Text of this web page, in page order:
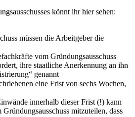
könnt ihr hier sehen:
müssen die Arbeitgeber die
vom Gründungsausschuss
ihre staatliche Anerkennung an ihn
genannt
eine Frist von sechs Wochen,
innerhalb dieser Frist (!) kann
Gründungsausschuss mitzuteilen, dass